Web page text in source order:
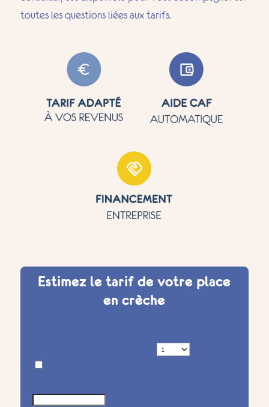
toutes les questions liées aux tarifs.
Estimez le tarif de votre place
en crèche